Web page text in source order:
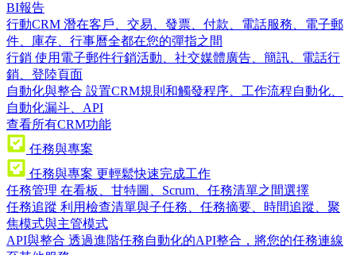
BI報告
行動CRM 潛在客戶、交易、發票、付款、電話服務、電子郵
件、庫存、行事曆全都在您的彈指之間
行銷 使用電子郵件行銷活動、社交媒體廣告、簡訊、電話行
銷、登陸頁面
自動化與整合 設置CRM規則和觸發程序、工作流程自動化、
自動化漏斗、API
查看所有CRM功能
任務與專案
任務與專案 更輕鬆快速完成工作
任務管理 在看板、甘特圖、Scrum、任務清單之間選擇
任務追蹤 利用檢查清單與子任務、任務摘要、時間追蹤、聚
焦模式與主管模式
API與整合 透過進階任務自動化的API整合，將您的任務連線